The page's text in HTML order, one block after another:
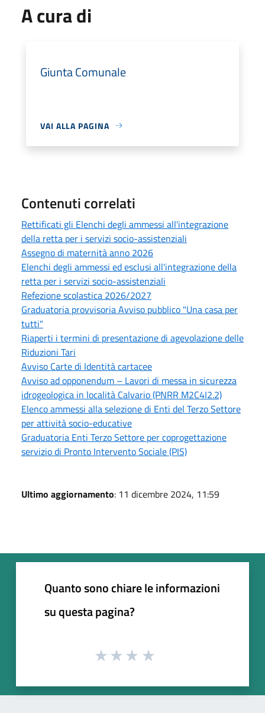
A cura di
Giunta Comunale
VAI ALLA PAGINA
Contenuti correlati
Rettificati gli Elenchi degli ammessi all'integrazione
della retta per i servizi socio-assistenziali
Assegno di maternità anno 2026
Elenchi degli ammessi ed esclusi all'integrazione della
retta per i servizi socio-assistenziali
Refezione scolastica 2026/2027
Graduatoria provvisoria Avviso pubblico "Una casa per
tutti"
Riaperti i termini di presentazione di agevolazione delle
Riduzioni Tari
Avviso Carte di Identità cartacee
Avviso ad opponendum – Lavori di messa in sicurezza
idrogeologica in località Calvario (PNRR M2C4I2.2)
Elenco ammessi alla selezione di Enti del Terzo Settore
per attività socio-educative
Graduatoria Enti Terzo Settore per coprogettazione
servizio di Pronto Intervento Sociale (PIS)
Ultimo aggiornamento: 11 dicembre 2024, 11:59
Quanto sono chiare le informazioni
su questa pagina?